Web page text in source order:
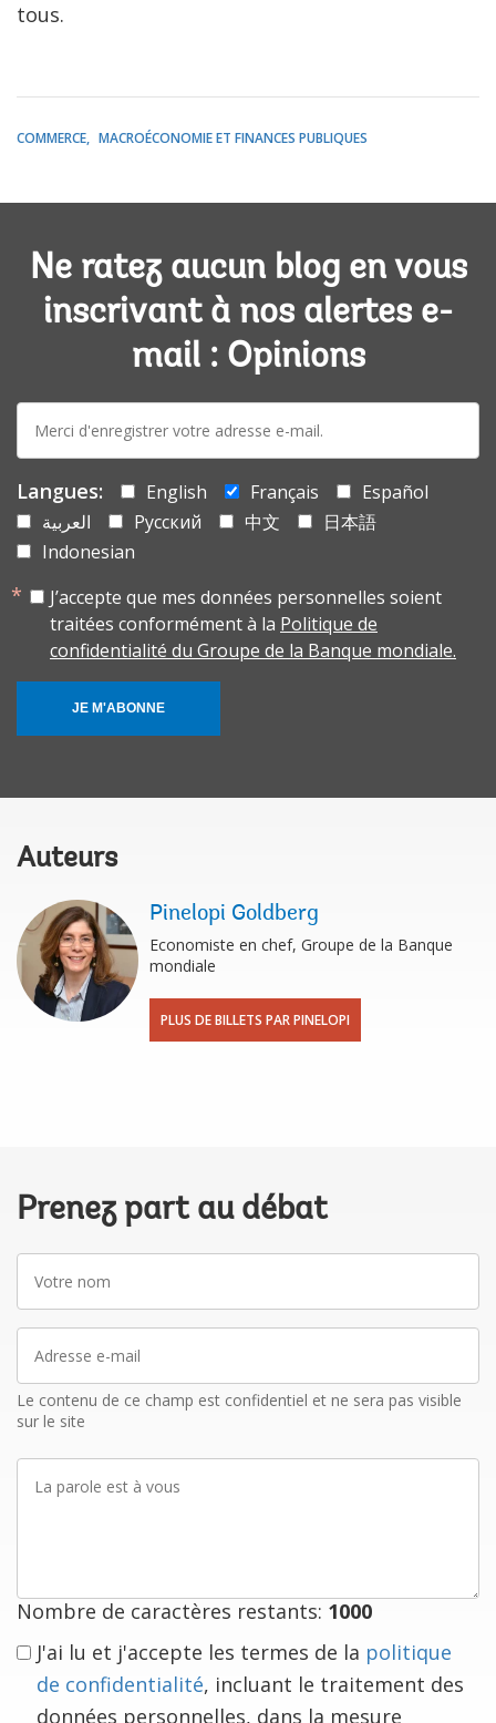
tous.
COMMERCE MACROÉCONOMIE ET FINANCES PUBLIQUES
Ne ratez aucun blog en vous
inscrivant à nos alertes e-
mail : Opinions
mail:
Langues: English Français
Español
العربية
Русский 中文
日本語
Indonesian
J’accepte que mes données personnelles soient
traitées conformément à la Politique de
confidentialité du Groupe de la Banque mondiale.
JE M'ABONNE
Auteurs
Pinelopi Goldberg
Economiste en chef, Groupe de la Banque
mondiale
PLUS DE BILLETS PAR PINELOPI
Prenez part au débat
nom
mail
Le contenu de ce champ est confidentiel et ne sera pas visible
sur le site
parole
Nombre de caractères restants: 1000
J'ai lu et j'accepte les termes de la politique
de confidentialité, incluant le traitement des
données personnelles, dans la mesure